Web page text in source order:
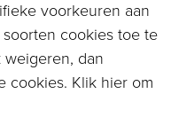
voorkeuren aan
cookies toe te
dan
cookies. Klik hier om